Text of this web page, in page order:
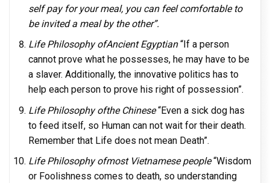
self pay for your meal, you can feel comfortable to
be invited a meal by the other”.
Life Philosophy ofAncient Egyptian“If a person
cannot prove what he possesses, he may have to be
a slaver. Additionally, the innovative politics has to
help each person to prove his right of possession”.
Life Philosophy ofthe Chinese“Even a sick dog has
to feed itself, so Human can not wait for their death.
Remember that Life does not mean Death”.
Life Philosophy ofmost Vietnamese people“Wisdom
or Foolishness comes to death, so understanding